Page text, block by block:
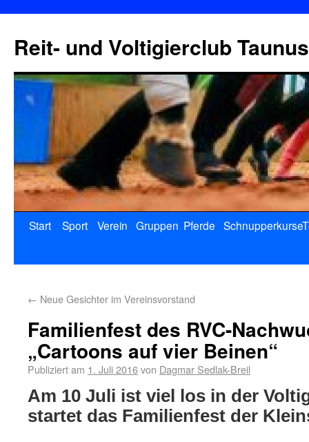
Reit- und Voltigierclub
Start Sport Verein Gruppen Pferde Schnupperkurse
← Neue Gesichter im Vereinsvorstand
Familienfest des RVC-
„Cartoons auf vier Beinen“
Publiziert am 1. Juli 2016von Dagmar Sedlak-Breil
Am 10 Juli ist viel los in der
startet das Familienfest der